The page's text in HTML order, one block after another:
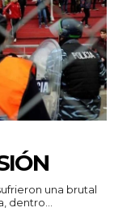
una brutal
dentro...